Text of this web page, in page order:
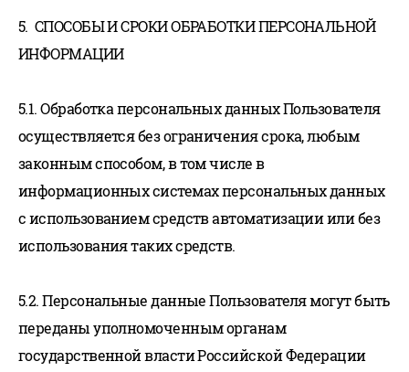
5. СПОСОБЫ И СРОКИ ОБРАБОТКИ ПЕРСОНАЛЬНОЙ
ИНФОРМАЦИИ
5.1. Обработка персональных данных Пользователя
осуществляется без ограничения срока, любым
законным способом, в том числе в
информационных системах персональных данных
с использованием средств автоматизации или без
использования таких средств.
5.2. Персональные данные Пользователя могут быть
переданы уполномоченным органам
государственной власти Российской Федерации